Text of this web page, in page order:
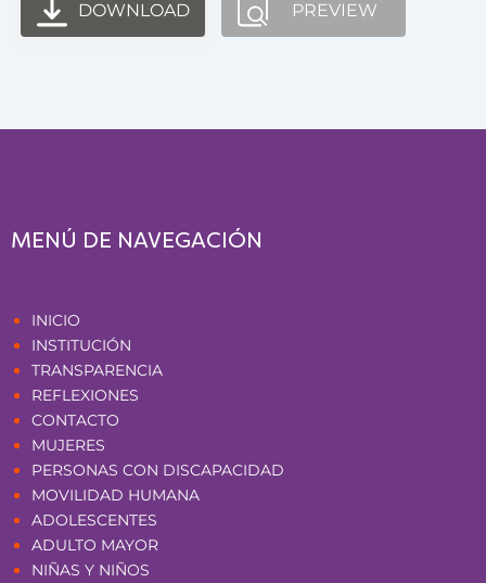
DOWNLOAD PREVIEW
MENÚ DE NAVEGACIÓN
INICIO
INSTITUCIÓN
TRANSPARENCIA
REFLEXIONES
CONTACTO
MUJERES
PERSONAS CON DISCAPACIDAD
MOVILIDAD HUMANA
ADOLESCENTES
ADULTO MAYOR
NIÑAS Y NIÑOS